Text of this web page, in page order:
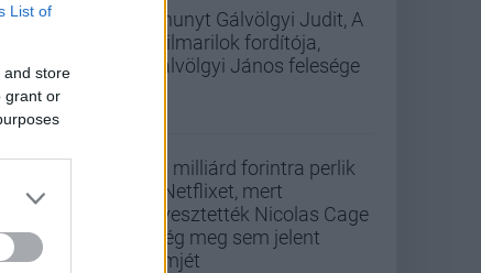
List of
and store
grant or
Elhunyt Gálvölgyi Judit, A
szilmarilok fordítója,
Gálvölgyi János felesége
33 milliárd forintra perlik
a Netflixet, mert
elvesztették Nicolas Cage
még meg sem jelent
filmjét